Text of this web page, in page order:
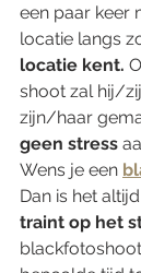
een paar keer
locatie langs
locatie kent.
shoot zal hij/
zijn/haar
geen stress
Wens je een
Dan is het
traint op het